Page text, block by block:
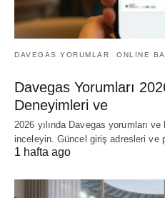
DAVEGAS YORUMLAR ONLINE
Davegas Yorumları
Deneyimleri ve
2026 yılında Davegas yorumları
inceleyin. Güncel giriş adresleri ve
1 hafta ago